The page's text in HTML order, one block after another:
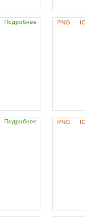
Подробнее PNG
Подробнее PNG